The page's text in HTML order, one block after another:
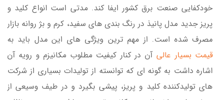
خودکفایی صنعت برق کشور ایفا کند. مدتی است انواع کلید و
پریز جدید مدل پانیذ در رنگ بندی های سفید، کرم و بژ روانه بازار
مصرف شده است. از مهم ترین ویژگی های این مدل باید به
قیمت بسیار عالی آن در کنار کیفیت مطلوب مکانیزم و رویه آن
اشاره داشت به گونه ای که توانسته از تولیدات بسیاری از شرکت
های تولیدکننده کلید و پریز، پیشی بگیرد و در طیف وسیعی از